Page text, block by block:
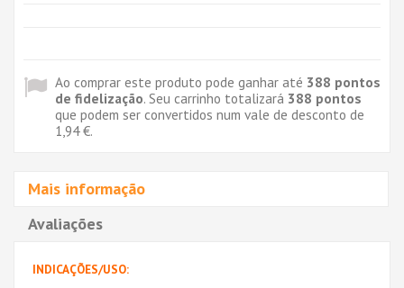
Ao comprar este produto pode ganhar até 388 pontos
de fidelização. Seu carrinho totalizará 388 pontos
que podem ser convertidos num vale de desconto de
1,94 €.
Mais informação
Avaliações
INDICAÇÕES/USO: